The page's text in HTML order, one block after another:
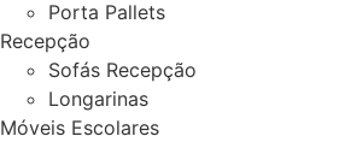
Porta Pallets
Recepção
Sofás Recepção
Longarinas
Móveis Escolares